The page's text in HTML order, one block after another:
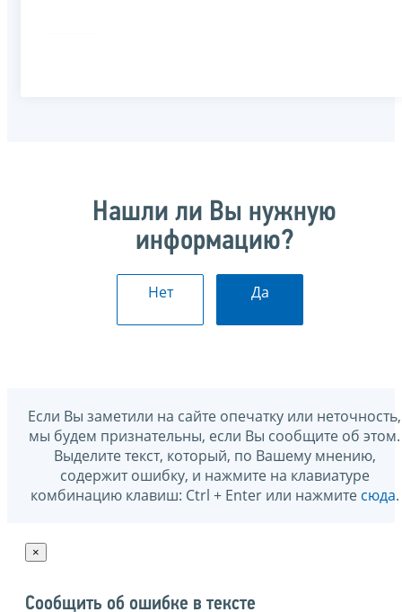
Нашли ли Вы нужную
информацию?
Нет Да
Если Вы заметили на сайте опечатку или неточность,
мы будем признательны, если Вы сообщите об этом.
Выделите текст, который, по Вашему мнению,
содержит ошибку, и нажмите на клавиатуре
комбинацию клавиш: Ctrl + Enter или нажмите сюда.
×
Сообщить об ошибке в тексте